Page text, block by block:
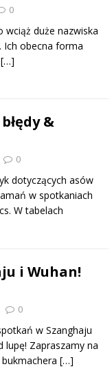
0
wciąż duże nazwiska
Ich obecna forma
[…]
&
0
dotyczących asów
w spotkaniach
W tabelach
i Wuhan!
0
w Szanghaju
lupę! Zapraszamy na
[…]